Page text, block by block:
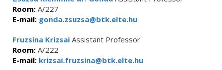
Room: A/227
E-mail: gonda.zsuzsa@btk.elte.hu
Fruzsina Krizsai Assistant Professor
Room: A/222
E-mail: krizsai.fruzsina@btk.elte.hu